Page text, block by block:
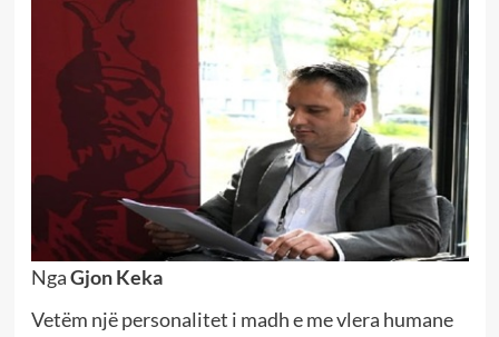
NgaGjon Keka
Vetëm një personalitet i madh e me vlera humane